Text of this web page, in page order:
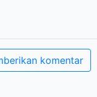
komentar